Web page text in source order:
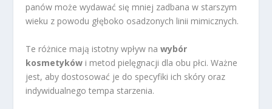
panów może wydawać się mniej zadbana w starszym
wieku z powodu głęboko osadzonych linii mimicznych.
Te różnice mają istotny wpływ nawybór
kosmetyków i metod pielęgnacji dla obu płci. Ważne
jest, aby dostosować je do specyfiki ich skóry oraz
indywidualnego tempa starzenia.